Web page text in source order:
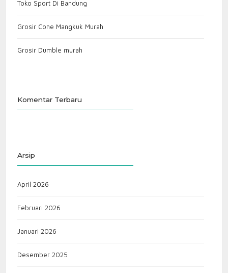
Toko Sport Di Bandung
Grosir Cone Mangkuk Murah
Grosir Dumble murah
Komentar Terbaru
Arsip
April 2026
Februari 2026
Januari 2026
Desember 2025